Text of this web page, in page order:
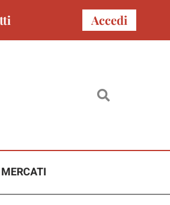
Accedi
MERCATI